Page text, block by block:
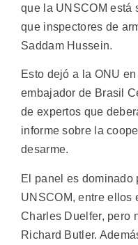
que la UNSCOM está
que inspectores de
Saddam Hussein.
Esto dejó a la ONU
embajador de Brasil
de expertos que
informe sobre la
desarme.
El panel es dominado
UNSCOM, entre ellos
Charles Duelfer, pero
Richard Butler.